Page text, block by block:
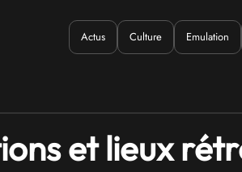
Quand ? Où ? Quoi ?
Actus Culture Emulation
et lieux